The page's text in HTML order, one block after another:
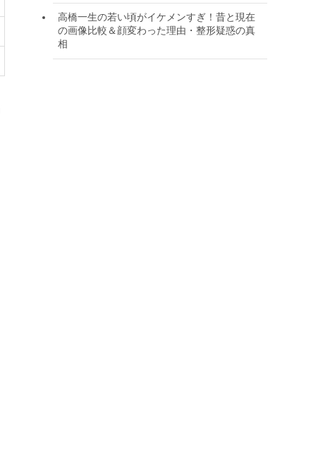
高橋一生の若い頃がイケメンすぎ！昔と現在
の画像比較＆顔変わった理由・整形疑惑の真
相